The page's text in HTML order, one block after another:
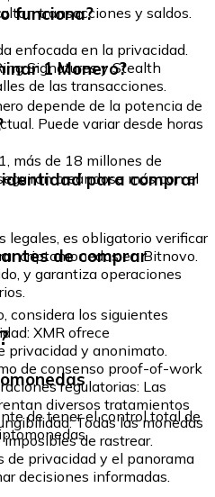
transacciones y saldos.
funciona?
enfocada en la privacidad.
Signatures y Stealth
de las transacciones.
1 Monero?
depende de la potencia de
Puede variar desde horas
más de 18 millones de
creándose más con el
para comprar
legales, es obligatorio verificar
criptomonedas en Bitnovo.
y garantiza operaciones
de comprar
considera los siguientes
XMR ofrece
privacidad y anonimato.
de consenso proof-of-work
regulatorias: Las
diversos tratamientos
Todas las monedas
de rastrear.
de privacidad y el panorama
decisiones informadas.
de tener el control total de